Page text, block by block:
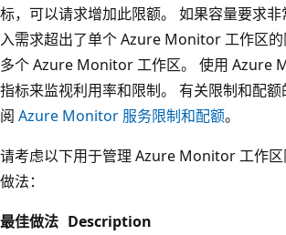
标，可以请求增加此限额。 如果容量要求
入需求超出了单个 Azure Monitor 工作区
多个 Azure Monitor 工作区。 使用 Azure
指标来监视利用率和限制。 有关限制和配
阅 Azure Monitor 服务限制和配额。
请考虑以下用于管理 Azure Monitor 工作
做法：
最佳做法 Description